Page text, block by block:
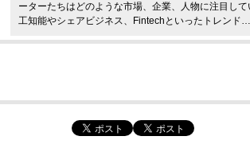
ーターたちはどのような市場、企業、人物に注目し
工知能やシェアビジネス、Fintechといったトレンド…